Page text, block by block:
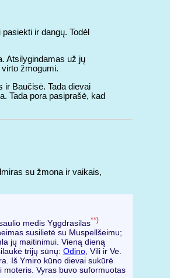
ir dangų. Todėl
Atsilygindamas už jų
žmogumi.
ir Baučisė. Tada dievai
Tada pora pasiprašė, kad
su žmona ir vaikais,
medis Yggdrasilas**)
susilietė su Muspellšeimu;
jų maitinimui. Vieną dieną
trijų sūnų: Odino , Vili ir Ve.
Iš Ymiro kūno dievai sukūrė
Vyras buvo suformuotas